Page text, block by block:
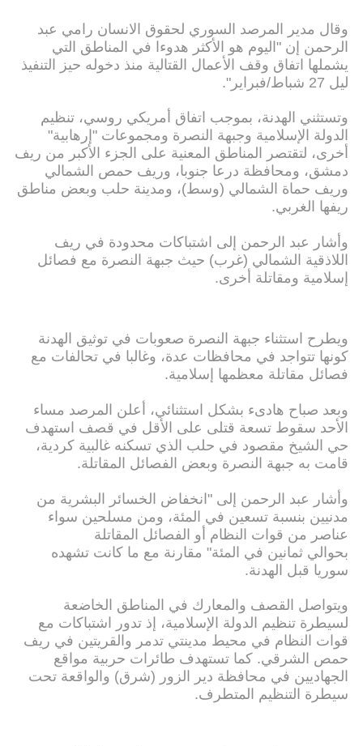
وقال مدير المرصد السوري لحقوق الانسان رامي عبد
الرحمن إن "اليوم هو الأكثر هدوءا في المناطق التي
يشملها اتفاق وقف الأعمال القتالية منذ دخوله حيز التنفيذ
ليل 27 شباط/فبراير".
وتستثني الهدنة، بموجب اتفاق أمريكي روسي، تنظيم
الدولة الإسلامية وجبهة النصرة ومجموعات "إرهابية"
أخرى، لتقتصر المناطق المعنية على الجزء الأكبر من ريف
دمشق، ومحافظة درعا جنوبا، وريف حمص الشمالي
وريف حماة الشمالي (وسط)، ومدينة حلب وبعض مناطق
ريفها الغربي.
وأشار عبد الرحمن إلى اشتباكات محدودة في ريف
اللاذقية الشمالي (غرب) حيث جبهة النصرة مع فصائل
إسلامية ومقاتلة أخرى.
ويطرح استثناء جبهة النصرة صعوبات في توثيق الهدنة
كونها تتواجد في محافظات عدة، وغالبا في تحالفات مع
فصائل مقاتلة معظمها إسلامية.
وبعد صباح هادىء بشكل استثنائي، أعلن المرصد مساء
الأحد سقوط تسعة قتلى على الأقل في قصف استهدف
حي الشيخ مقصود في حلب الذي تسكنه غالبية كردية،
قامت به جبهة النصرة وبعض الفصائل المقاتلة.
وأشار عبد الرحمن إلى "انخفاض الخسائر البشرية من
مدنيين بنسبة تسعين في المئة، ومن مسلحين سواء
عناصر من قوات النظام أو الفصائل المقاتلة
بحوالي ثمانين في المئة" مقارنة مع ما كانت تشهده
سوريا قبل الهدنة.
ويتواصل القصف والمعارك في المناطق الخاضعة
لسيطرة تنظيم الدولة الإسلامية، إذ تدور اشتباكات مع
قوات النظام في محيط مدينتي تدمر والقريتين في ريف
حمص الشرقي. كما تستهدف طائرات حربية مواقع
الجهاديين في محافظة دير الزور (شرق) والواقعة تحت
سيطرة التنظيم المتطرف.